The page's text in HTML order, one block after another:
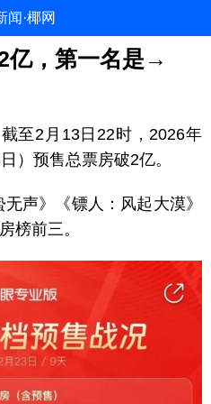
闻·椰网
亿，第一名是→
至2月13日22时，2026年
）预售总票房破2亿。
无声》《镖人：风起大漠》
榜前三。